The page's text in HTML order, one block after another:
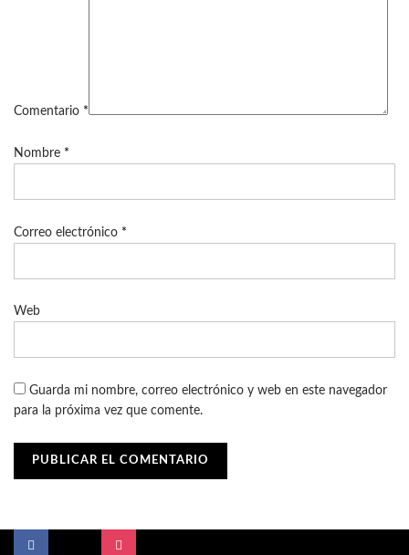
Comentario *
Nombre *
Correo electrónico *
Web
Guarda mi nombre, correo electrónico y web en este navegador
para la próxima vez que comente.